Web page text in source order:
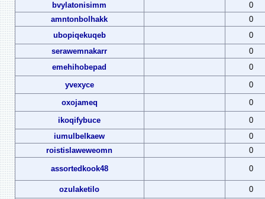
bvylatonisimm
0
amntonbolhakk
0
ubopiqekuqeb
0
serawemnakarr
0
emehihobepad
0
yvexyce
0
oxojameq
0
ikoqifybuce
0
iumulbelkaew
0
roistislaweweomn
0
assortedkook48 0
ozulaketilo 0